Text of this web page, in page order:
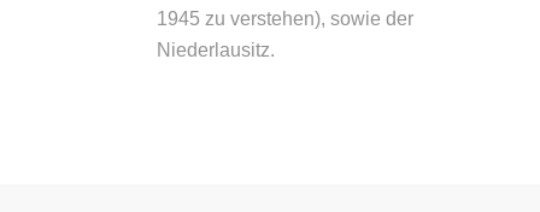
1945 zu verstehen), sowie der
Niederlausitz.